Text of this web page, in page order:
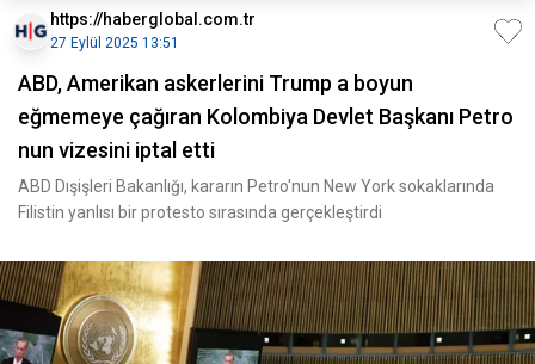
https://haberglobal.com.tr
27 Eylül 2025 13:51
ABD, Amerikan askerlerini Trump a boyun
eğmemeye çağıran Kolombiya Devlet Başkanı Petro
nun vizesini iptal etti
ABD Dışişleri Bakanlığı, kararın Petro'nun New York sokaklarında
Filistin yanlısı bir protesto sırasında gerçekleştirdi